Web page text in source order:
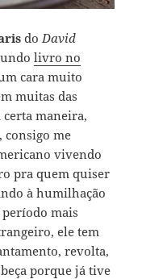
do David
livro no
cara muito
muitas das
certa maneira,
me
vivendo
pra quem quiser
à humilhação
mais
ele tem
revolta,
porque já tive